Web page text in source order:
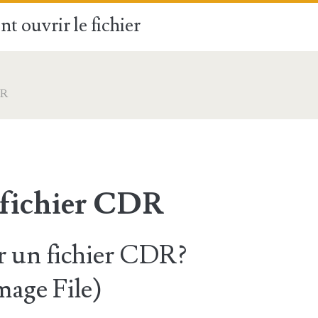
ouvrir le fichier
CDR
fichier CDR?
File)